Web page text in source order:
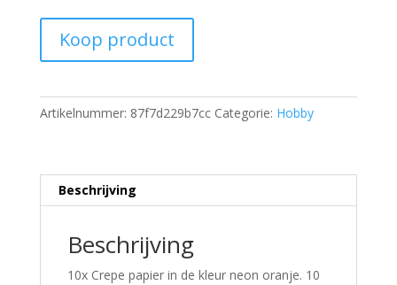
Koop product
Artikelnummer: 87f7d229b7cc Categorie: Hobby
Beschrijving
Beschrijving
10x Crepe papier in de kleur neon oranje. 10